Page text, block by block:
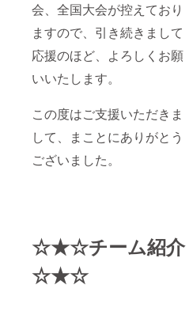
会、全国大会が控えており
ますので、引き続きまして
応援のほど、よろしくお願
いいたします。
この度はご支援いただきま
して、まことにありがとう
ございました。
☆★☆チーム紹介
☆★☆